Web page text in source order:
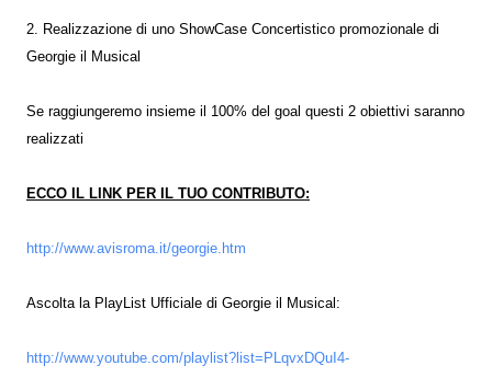
2. Realizzazione di uno ShowCase Concertistico promozionale di
Georgie il Musical
Se raggiungeremo insieme il 100% del goal questi 2 obiettivi saranno
realizzati
ECCO IL LINK PER IL TUO CONTRIBUTO:
http://www.avisroma.it/georgie.htm
Ascolta la PlayList Ufficiale di Georgie il Musical:
http://www.youtube.com/playlist?list=PLqvxDQuI4-